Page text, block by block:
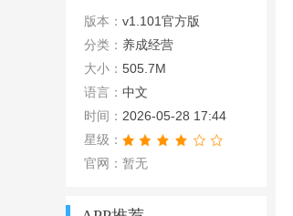
版本： v1.101官方版
分类： 养成经营
大小： 505.7M
语言： 中文
时间： 2026-05-28 17:44
星级：
官网：暂无